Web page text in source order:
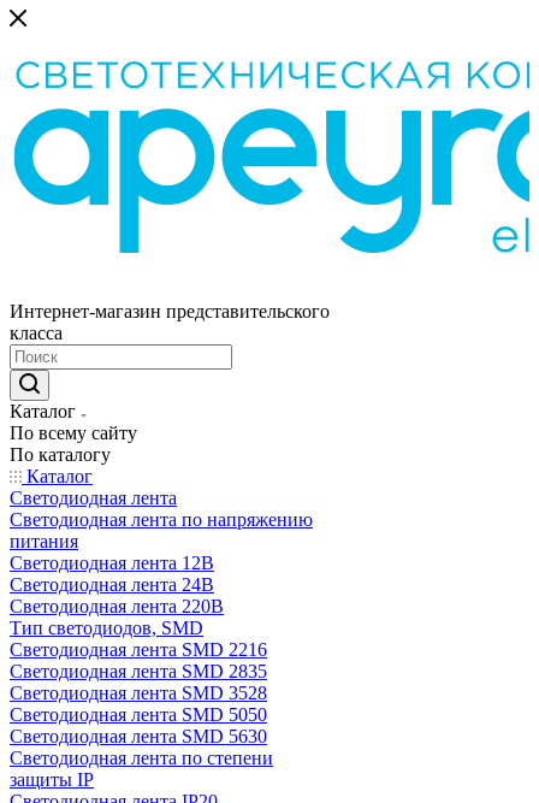
Интернет-магазин представительского
класса
Каталог
По всему сайту
По каталогу
Каталог
Светодиодная лента
Светодиодная лента по напряжению
питания
Светодиодная лента 12В
Светодиодная лента 24В
Светодиодная лента 220В
Тип светодиодов, SMD
Cветодиодная лента SMD 2216
Светодиодная лента SMD 2835
Светодиодная лента SMD 3528
Светодиодная лента SMD 5050
Светодиодная лента SMD 5630
Светодиодная лента по степени
защиты IP